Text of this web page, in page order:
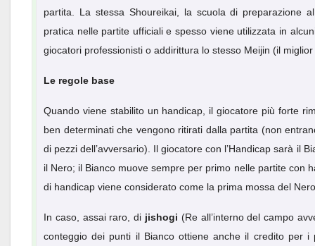
partita. La stessa Shoureikai, la scuola di preparazione
pratica nelle partite ufficiali e spesso viene utilizzata in
giocatori professionisti o addirittura lo stesso Meijin (il
Le regole base
Quando viene stabilito un handicap, il giocatore più forte
ben determinati che vengono ritirati dalla partita (non
di pezzi dell’avversario). Il giocatore con l’Handicap sarà il
il Nero; il Bianco muove sempre per primo nelle partite con
di handicap viene considerato come la prima mossa del
In caso, assai raro, di jishogi (Re all’interno del campo
conteggio dei punti il Bianco ottiene anche il credito per i